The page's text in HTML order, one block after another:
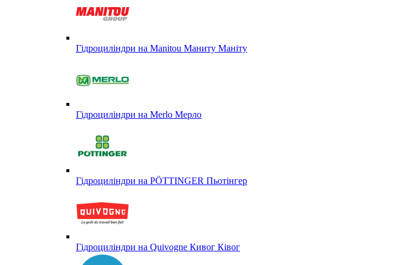
Гідроциліндри на Manitou Маниту Маніту
Гідроциліндри на Merlo Мерло
Гідроциліндри на PÖTTINGER Пьотінгер
Гідроциліндри на Quivogne Кивог Ківог